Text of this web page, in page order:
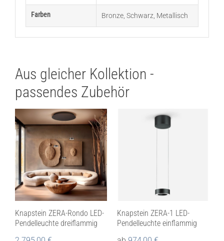
Farben Bronze, Schwarz Metallisch
Aus gleicher Kollektion -
passendes Zubehör
Knapstein ZERA-Rondo LED-
Pendelleuchte dreiflammig
Knapstein ZERA-1 LED-
Pendelleuchte einflammig